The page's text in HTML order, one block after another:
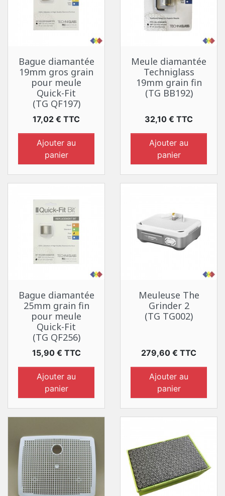
Bague diamantée
19mm gros grain
pour meule
Quick-Fit
(TG QF197)
Prix
17,02 € TTC
Ajouter au
panier
Meule diamantée
Techniglass
19mm grain fin
(TG BB192)
Prix
32,10 € TTC
Ajouter au
panier
Bague diamantée
25mm grain fin
pour meule
Quick-Fit
(TG QF256)
Prix
15,90 € TTC
Ajouter au
panier
Meuleuse The
Grinder 2
(TG TG002)
Prix
279,60 € TTC
Ajouter au
panier